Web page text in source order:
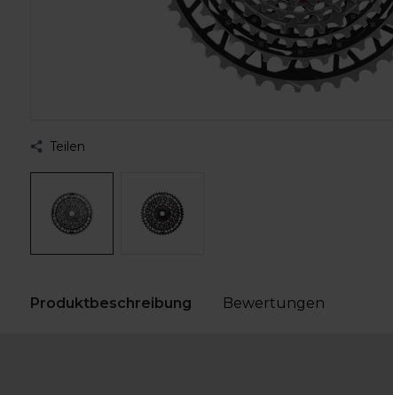
Teilen
Produktbeschreibung Bewertungen